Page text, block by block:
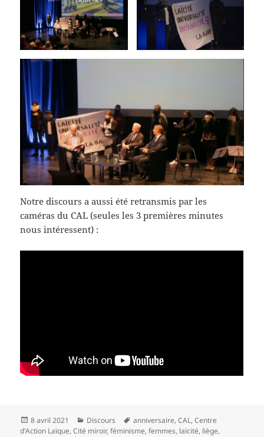
Notre discours a aussi été retransmis par les
caméras du CAL (seules les 3 premières minutes
nous intéressent) :
Publié
le
8 avril 2021 Catégories
Discours
Mots-
clés
anniversaire,CAL,Centre
d'Action Laïque,Cité miroir,féminisme,femmes, laïcité, liège,